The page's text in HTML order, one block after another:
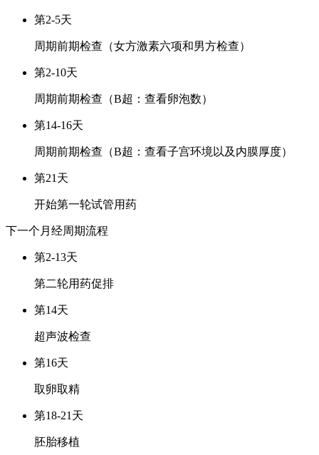
第2-5天
周期前期检查（女方激素六项和男方检查）
第2-10天
周期前期检查（B超：查看卵泡数）
第14-16天
周期前期检查（B超：查看子宫环境以及内膜厚度）
第21天
开始第一轮试管用药
下一个月经周期流程
第2-13天
第二轮用药促排
第14天
超声波检查
第16天
取卵取精
第18-21天
胚胎移植